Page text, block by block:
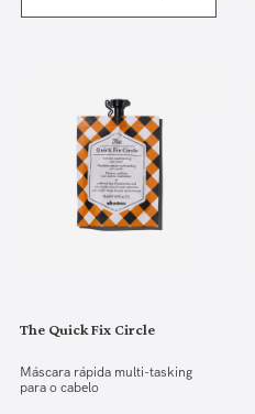
The Quick Fix Circle
Máscara rápida multi-tasking
para o cabelo